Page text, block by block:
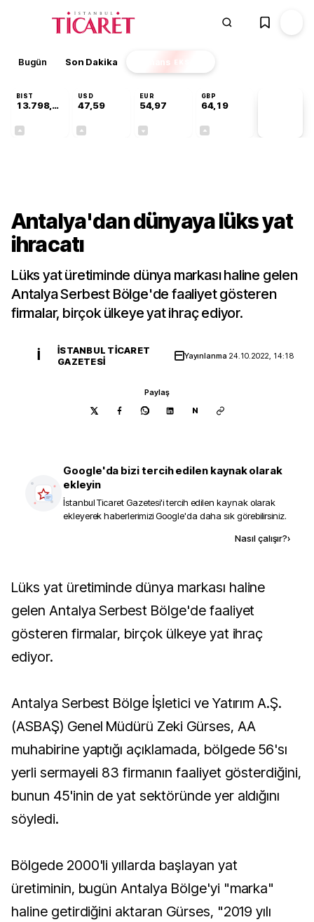
Bugün Son Dakika Finans EKSTRA
BIST
13.798,82
USD
47,59
EUR
54,97
GBP
64,19
Antalya'dan dünyaya lüks yat
ihracatı
Lüks yat üretiminde dünya markası haline gelen
Antalya Serbest Bölge'de faaliyet gösteren
firmalar, birçok ülkeye yat ihraç ediyor.
İ
İSTANBUL TICARET
GAZETESI
Yayınlanma 24.10.2022, 14:18
Paylaş
N
Google'da bizi tercih edilen kaynak olarak
ekleyin
İstanbul Ticaret Gazetesi'i tercih edilen kaynak olarak
ekleyerek haberlerimizi Google'da daha sık görebilirsiniz.
Nasıl çalışır?›
Lüks yat üretiminde dünya markası haline
gelen Antalya Serbest Bölge'de faaliyet
gösteren firmalar, birçok ülkeye yat ihraç
ediyor.
Antalya Serbest Bölge İşletici ve Yatırım A.Ş.
(ASBAŞ) Genel Müdürü Zeki Gürses, AA
muhabirine yaptığı açıklamada, bölgede 56'sı
yerli sermayeli 83 firmanın faaliyet gösterdiğini,
bunun 45'inin de yat sektöründe yer aldığını
söyledi.
Bölgede 2000'li yıllarda başlayan yat
üretiminin, bugün Antalya Bölge'yi "marka"
haline getirdiğini aktaran Gürses, "2019 yılı